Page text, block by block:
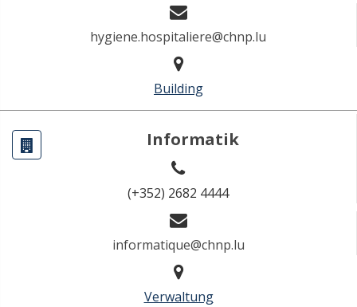
hygiene.hospitaliere@chnp.lu
Building
Informatik
(+352) 2682 4444
informatique@chnp.lu
Verwaltung